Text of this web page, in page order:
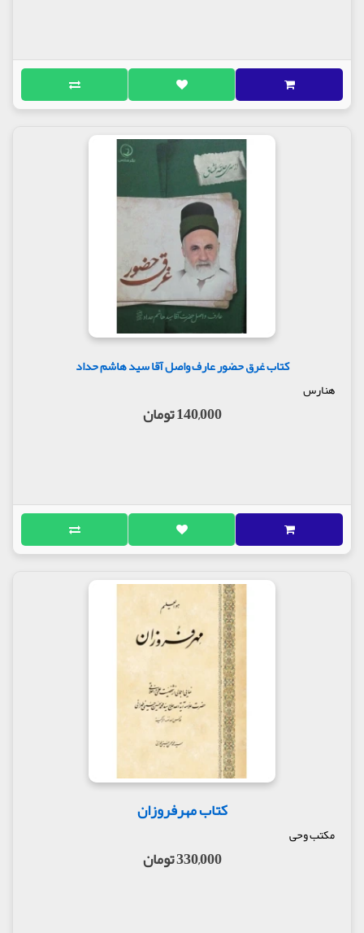
کتاب غرق حضور عارف واصل آقا سید هاشم حداد
هنارس
140,000 تومان
کتاب مهرفروزان
مکتب وحی
330,000 تومان